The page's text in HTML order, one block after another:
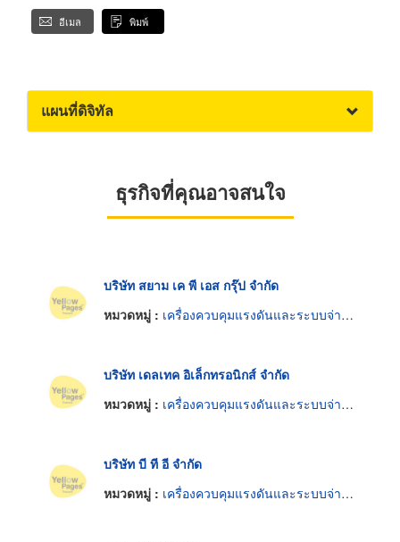
อีเมล พิมพ์
แผนที่ดิจิทัล
ธุรกิจที่คุณอาจสนใจ
บริษัท สยาม เค พี เอส กรุ๊ป จำกัด
หมวดหมู่ : เครื่องควบคุมแรงดันและระบบจ่ายกระแสไฟฟ้าต่อเนื่อง
บริษัท เดลเทค อิเล็กทรอนิกส์ จำกัด
หมวดหมู่ : เครื่องควบคุมแรงดันและระบบจ่ายกระแสไฟฟ้าต่อเนื่อง
บริษัท บี ที อี จำกัด
หมวดหมู่ : เครื่องควบคุมแรงดันและระบบจ่ายกระแสไฟฟ้าต่อเนื่อง